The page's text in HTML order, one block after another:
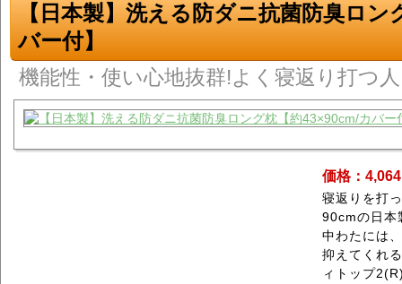
【日本製】洗える防ダニ抗菌防臭ロン
バー付】
機能性・使い心地抜群!よく寝返り打つ
価格：
寝返りを打
90cmの日本
中わたには
抑えてくれ
ィトップ